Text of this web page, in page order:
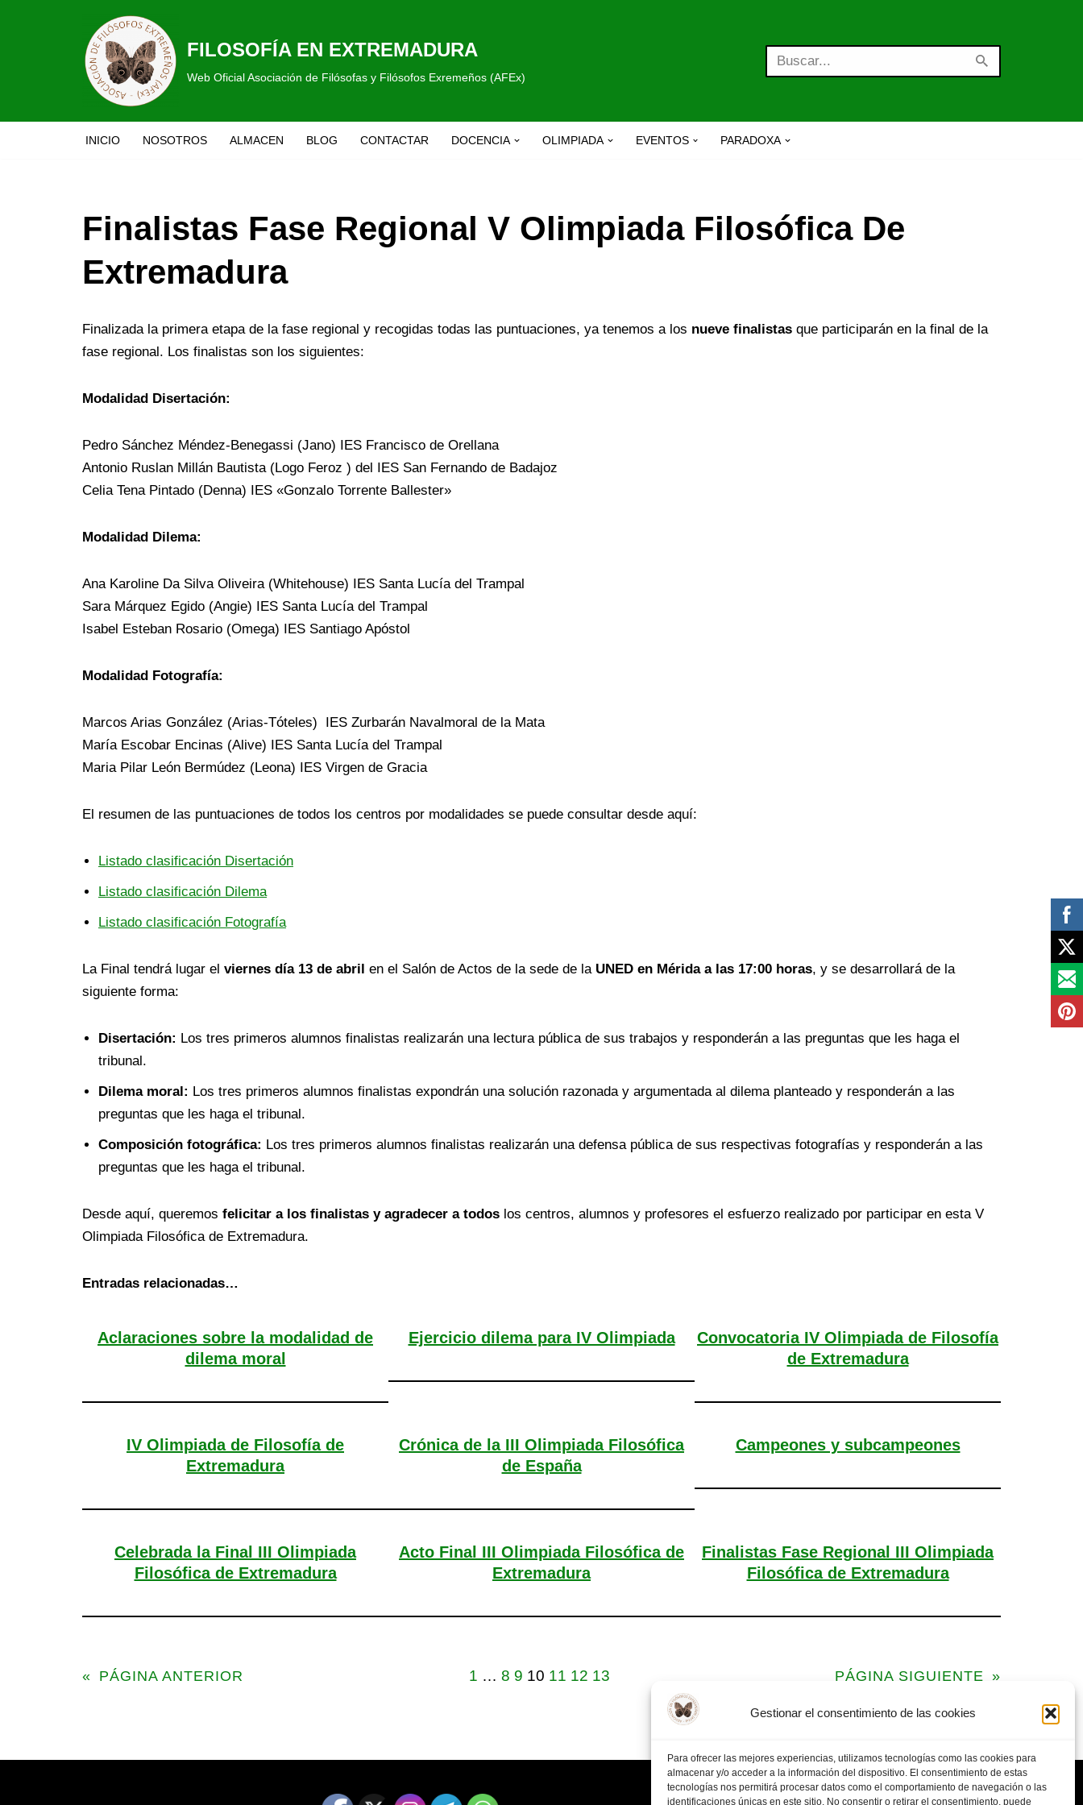
Gestionar el consentimiento de las cookies
Para ofrecer las mejores experiencias, utilizamos tecnologías como las cookies para
almacenar y/o acceder a la información del dispositivo. El consentimiento de estas
tecnologías nos permitirá procesar datos como el comportamiento de navegación o las
identificaciones únicas en este sitio. No consentir o retirar el consentimiento, puede
FILOSOFÍA EN EXTREMADURA
Web Oficial Asociación de Filósofas y Filósofos Exremeños (AFEx)
INICIO NOSOTROS ALMACEN BLOG CONTACTAR DOCENCIA OLIMPIADA EVENTOS PARADOXA
Finalistas Fase Regional V Olimpiada Filosófica De
Extremadura
Finalizada la primera etapa de la fase regional y recogidas todas las puntuaciones, ya tenemos a los nueve finalistas que participarán en la final de la
fase regional. Los finalistas son los siguientes:
Modalidad Disertación:
Pedro Sánchez Méndez-Benegassi (Jano) IES Francisco de Orellana
Antonio Ruslan Millán Bautista (Logo Feroz ) del IES San Fernando de Badajoz
Celia Tena Pintado (Denna) IES «Gonzalo Torrente Ballester»
Modalidad Dilema:
Ana Karoline Da Silva Oliveira (Whitehouse) IES Santa Lucía del Trampal
Sara Márquez Egido (Angie) IES Santa Lucía del Trampal
Isabel Esteban Rosario (Omega) IES Santiago Apóstol
Modalidad Fotografía:
Marcos Arias González (Arias-Tóteles) IES Zurbarán Navalmoral de la Mata
María Escobar Encinas (Alive) IES Santa Lucía del Trampal
Maria Pilar León Bermúdez (Leona) IES Virgen de Gracia
El resumen de las puntuaciones de todos los centros por modalidades se puede consultar desde aquí:
Listado clasificación Disertación
Listado clasificación Dilema
Listado clasificación Fotografía
La Final tendrá lugar el viernes día 13 de abril en el Salón de Actos de la sede de la UNED en Mérida a las 17:00 horas, y se desarrollará de la
siguiente forma:
Disertación: Los tres primeros alumnos finalistas realizarán una lectura pública de sus trabajos y responderán a las preguntas que les haga el
tribunal.
Dilema moral: Los tres primeros alumnos finalistas expondrán una solución razonada y argumentada al dilema planteado y responderán a las
preguntas que les haga el tribunal.
Composición fotográfica: Los tres primeros alumnos finalistas realizarán una defensa pública de sus respectivas fotografías y responderán a las
preguntas que les haga el tribunal.
Desde aquí, queremos felicitar a los finalistas y agradecer a todos los centros, alumnos y profesores el esfuerzo realizado por participar en esta V
Olimpiada Filosófica de Extremadura.
Entradas relacionadas…
Aclaraciones sobre la modalidad de
dilema moral
Ejercicio dilema para IV Olimpiada
Convocatoria IV Olimpiada de Filosofía
de Extremadura
IV Olimpiada de Filosofía de
Extremadura
Crónica de la III Olimpiada Filosófica
de España
Campeones y subcampeones
Celebrada la Final III Olimpiada
Filosófica de Extremadura
Acto Final III Olimpiada Filosófica de
Extremadura
Finalistas Fase Regional III Olimpiada
Filosófica de Extremadura
« PÁGINA ANTERIOR 1 … 8 9 10 11 12 13 PÁGINA SIGUIENTE »